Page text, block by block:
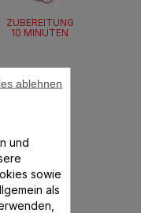
ZUBEREITUNG
10 MINUTEN
und
sowie
als
ablehnen